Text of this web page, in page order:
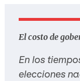
El costo de
En los
elecciones